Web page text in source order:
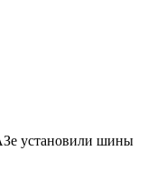
установили шины